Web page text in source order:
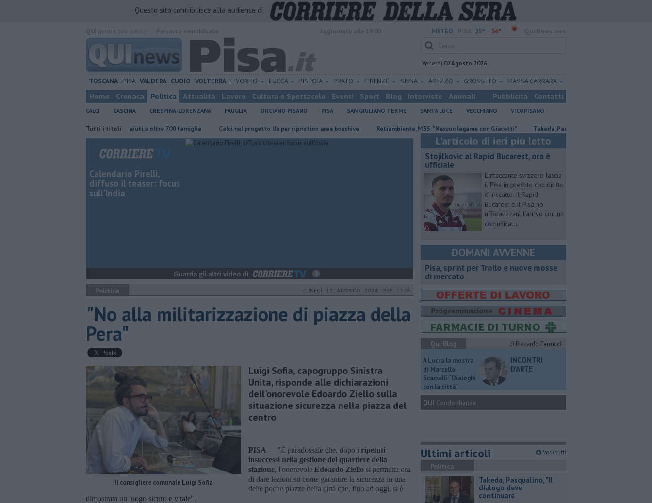
Questo sito contribuisce alla audience di
METEO: 25° 36°
Venerdì 07 Agosto 2026
TOSCANA PISA VALDERA CUOIO VOLTERRA LIVORNO LUCCA PISTOIA PRATO FIRENZE SIENA AREZZO GROSSETO MASSA CARRARA
Home Cronaca Politica Attualità Lavoro Cultura e Spettacolo Eventi Sport Blog Interviste Animali Pubblicità Contatti
CALCI CASCINA CRESPINA-LORENZANA FAUGLIA ORCIANO PISANO PISA SAN GIULIANO TERME SANTA LUCE VECCHIANO VICOPISANO
Tutti i titoli:
Carta Spesa 2026, aiuti a oltre 700 famiglie Calci nel progetto Ue per ripristino aree boschive Retiambiente, M5S: "Nessun legame con Giacetti" Takeda, Pasqualino, "Il dialogo deve continuare"
Calendario Pirelli,
diffuso il teaser: focus
sull'India
Politica LUNEDÌ 12 AGOSTO 2024 ORE 13:05
"No alla militarizzazione di piazza della
Pera"
Il consigliere comunale Luigi Sofia
Luigi Sofia, capogruppo Sinistra
Unita, risponde alle dichiarazioni
dell'onorevole Edoardo Ziello sulla
situazione sicurezza nella piazza del
centro
PISA — "È paradossale che, dopo i ripetuti
insuccessi nella gestione del quartiere della
stazione, l'onorevole Edoardo Ziello si permetta ora
di dare lezioni su come garantire la sicurezza in una
delle poche piazze della città che, fino ad oggi, si è
dimostrata un luogo sicuro e vitale".
L'articolo di ieri più letto
Stojilkovic al Rapid Bucarest, ora è
ufficiale
L'attaccante svizzero lascia
il Pisa in prestito con diritto
di riscatto. Il Rapid
Bucarest e il Pisa ne
ufficializzanl l'arrivo con un
comunicato.
DOMANI AVVENNE
Pisa, sprint per Troilo e nuove mosse
di mercato
Qui Blog
di Riccardo Ferrucci
A Lucca la mostra
di Marcello
Scarselli “Dialoghi
con la città"
INCONTRI
D'ARTE
QUI Condoglianze
Ultimi articoli Vedi tutti
Politica
Takeda, Pasqualino, "Il
dialogo deve
continuare"